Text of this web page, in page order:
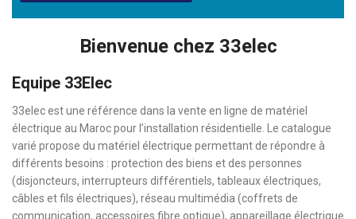
Bienvenue chez 33elec
Equipe 33Elec
33elec est une référence dans la vente en ligne de matériel
électrique au Maroc pour l’installation résidentielle. Le catalogue
varié propose du matériel électrique permettant de répondre à
différents besoins : protection des biens et des personnes
(disjoncteurs, interrupteurs différentiels, tableaux électriques,
câbles et fils électriques), réseau multimédia (coffrets de
communication, accessoires fibre optique), appareillage électrique